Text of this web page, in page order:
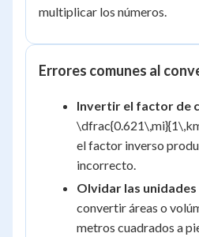
multiplicar los números.
Errores comunes al
Invertir el factor de
el factor inverso
incorrecto.
Olvidar las
convertir áreas o
metros cuadrados a